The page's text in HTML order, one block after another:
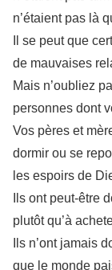
n’étaient pas là
Il se peut que
de mauvaises
Mais n’oubliez
personnes dont
Vos pères et
dormir ou se
les espoirs de
Ils ont peut-être
plutôt qu’à
Ils n’ont jamais
que le monde